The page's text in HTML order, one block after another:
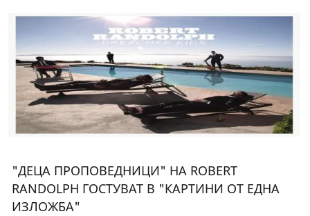
"ДЕЦА ПРОПОВЕДНИЦИ" НА ROBERT
RANDOLPH ГОСТУВАТ В "КАРТИНИ ОТ ЕДНА
ИЗЛОЖБА"